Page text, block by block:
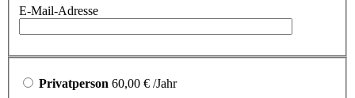
E-Mail-Adresse
Privatperson 60,00 € /Jahr